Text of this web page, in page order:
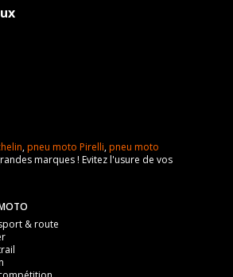
,pneu moto Pirelli,pneu moto
marques ! Evitez l'usure de vos
& route